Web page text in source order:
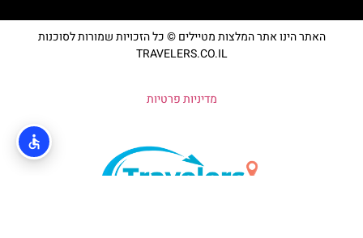
האתר הינו אתר המלצות מטיילים © כל הזכויות שמורות לסוכנות
TRAVELERS.CO.IL
מדיניות פרטיות